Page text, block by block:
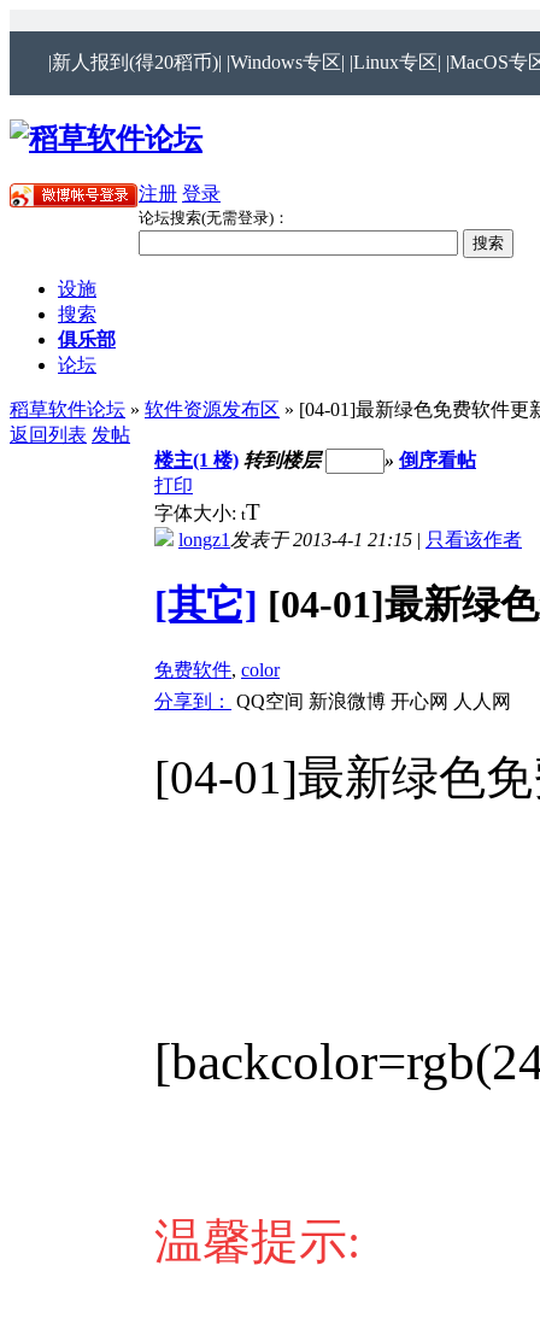
|新人报到(得20稻币)| |Windows专区| |Linux专区| |MacOS专
注册 登录
论坛搜索(无需登录)：
设施
搜索
俱乐部
论坛
稻草软件论坛 » 软件资源发布区 » [04-01]最新绿色免费软件更
返回列表 发帖
楼主(1 楼) 转到楼层 » 倒序看帖
打印
字体大小: tT
longz1 发表于 2013-4-1 21:15 | 只看该作者
[其它] [04-01]最新绿
免费软件, color
分享到：
QQ空间 新浪微博 开心网 人人网
[04-01]最新绿色
温馨提示: